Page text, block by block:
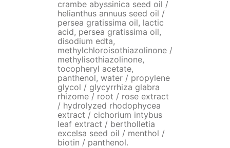
crambe abyssinica seed oil /
helianthus annuus seed oil /
persea gratissima oil, lactic
acid, persea gratissima oil,
disodium edta,
methylchloroisothiazolinone /
methylisothiazolinone,
tocopheryl acetate,
panthenol, water / propylene
glycol / glycyrrhiza glabra
rhizome / root / rose extract
/ hydrolyzed rhodophycea
extract / cichorium intybus
leaf extract / bertholletia
excelsa seed oil / menthol /
biotin / panthenol.